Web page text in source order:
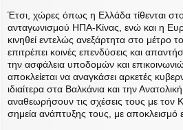
Έτσι, χώρες όπως η Ελλάδα τίθενται
ανταγωνισμού ΗΠΑ-Κίνας, ενώ και η
κινηθεί εντελώς ανεξάρτητα στο μέτρο
επιτρέπει κοινές επενδύσεις και
την ασφάλεια υποδομών και
αποκλείεται να αναγκάσει αρκετές
ιδιαίτερα στα Βαλκάνια και την
αναθεωρήσουν τις σχέσεις τους με τον
σημεία ανάπτυξης τους, με αποκλεισμό